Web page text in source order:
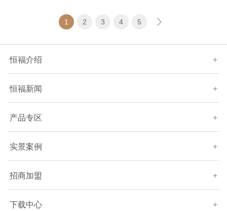
1 2 3 4 5
恒福介绍 +
恒福新闻 +
产品专区 +
实景案例 +
招商加盟 +
下载中心 +